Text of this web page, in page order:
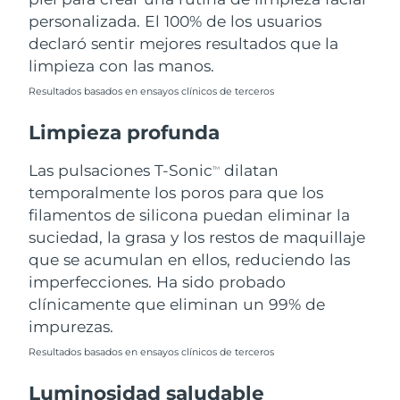
personalizada. El 100% de los usuarios
declaró sentir mejores resultados que la
limpieza con las manos.
Resultados basados en ensayos clínicos de terceros
Limpieza profunda
Las pulsaciones T-SonicTM
dilatan
temporalmente los poros para que los
filamentos de silicona puedan eliminar la
suciedad, la grasa y los restos de maquillaje
que se acumulan en ellos, reduciendo las
imperfecciones. Ha sido probado
clínicamente que eliminan un 99% de
impurezas.
Resultados basados en ensayos clínicos de terceros
Luminosidad saludable
Filipinas Entrega prevista
Polonia
Portugal
Puerto Rico Entrega prevista
Catar Entrega prevista
Reunión Entrega prevista8/15/26
Rumanía Entrega prevista
Rusia